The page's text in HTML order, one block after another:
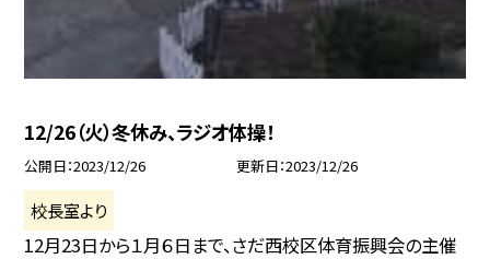
12/26（火）冬休み、ラジオ体操！
公開日 2023/12/26 更新日 2023/12/26
校長室より
12月23日から１月６日まで、さだ西校区体育振興会の主催